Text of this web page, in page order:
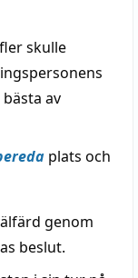
skulle
av
plats och
genom
beslut.